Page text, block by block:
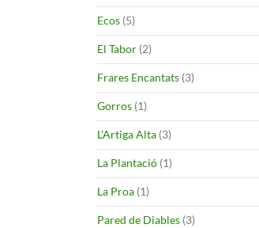
Ecos (5)
El Tabor (2)
Frares Encantats (3)
Gorros (1)
L'Artiga Alta (3)
La Plantació (1)
La Proa (1)
Pared de Diables (3)